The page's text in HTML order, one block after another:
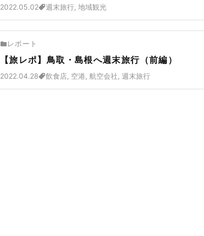
2022.05.02 週末旅行, 地域観光
レポート
【旅レポ】鳥取・島根へ週末旅行（前編）
2022.04.28 飲食店, 空港, 航空会社, 週末旅行